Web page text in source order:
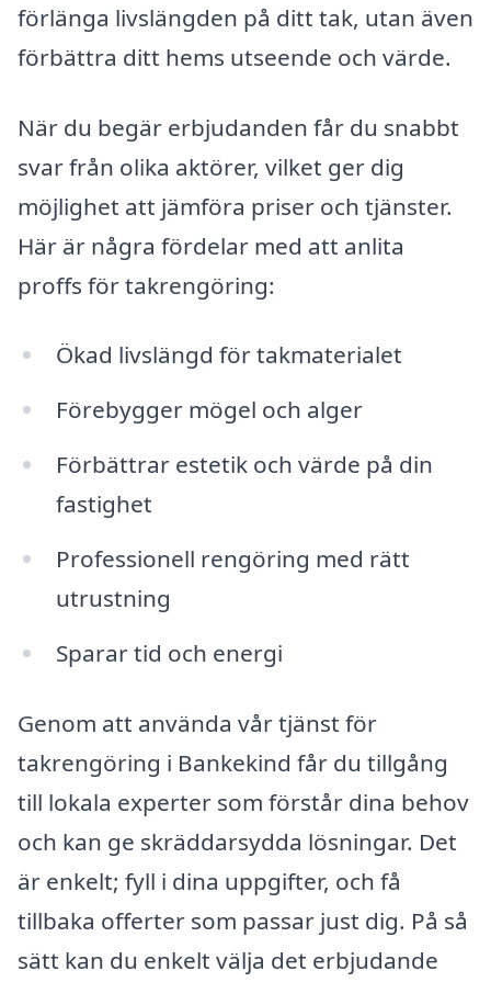
förlänga livslängden på ditt tak, utan även
förbättra ditt hems utseende och värde.
När du begär erbjudanden får du snabbt
svar från olika aktörer, vilket ger dig
möjlighet att jämföra priser och tjänster.
Här är några fördelar med att anlita
proffs för takrengöring:
Ökad livslängd för takmaterialet
Förebygger mögel och alger
Förbättrar estetik och värde på din
fastighet
Professionell rengöring med rätt
utrustning
Sparar tid och energi
Genom att använda vår tjänst för
takrengöring i Bankekind får du tillgång
till lokala experter som förstår dina behov
och kan ge skräddarsydda lösningar. Det
är enkelt; fyll i dina uppgifter, och få
tillbaka offerter som passar just dig. På så
sätt kan du enkelt välja det erbjudande